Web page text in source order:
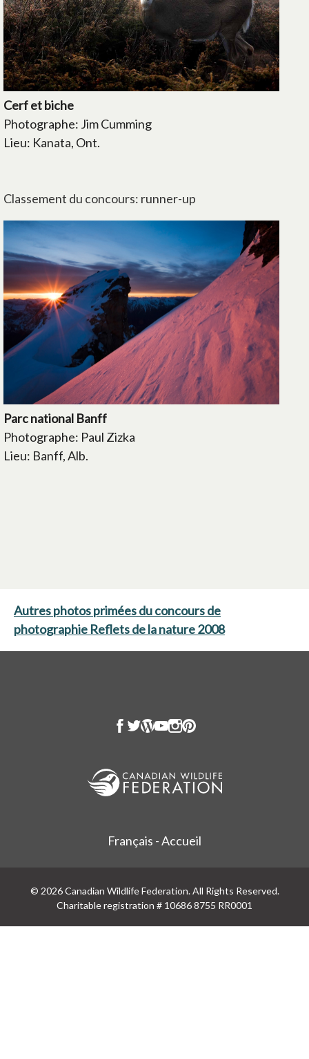
Cerf et biche
Photographe: Jim Cumming
Lieu: Kanata, Ont.
Classement du concours: runner-up
Parc national Banff
Photographe: Paul Zizka
Lieu: Banff, Alb.
Autres photos primées du concours de
photographie Reflets de la nature 2008
Français - Accueil
© 2026 Canadian Wildlife Federation. All Rights Reserved.
Charitable registration # 10686 8755 RR0001